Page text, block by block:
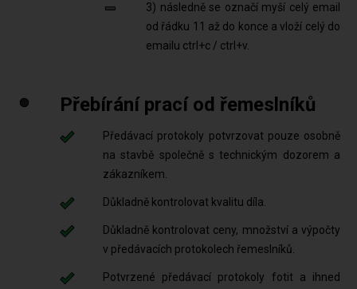
3) následně se označí myší celý email
od řádku 11 až do konce a vloží celý do
emailu ctrl+c / ctrl+v.
Přebírání prací od řemeslníků
Předávací protokoly potvrzovat pouze osobně
na stavbě společně s technickým dozorem a
zákazníkem.
Důkladně kontrolovat kvalitu díla.
Důkladně kontrolovat ceny, množství a výpočty
v předávacích protokolech řemeslníků.
Potvrzené předávací protokoly fotit a ihned